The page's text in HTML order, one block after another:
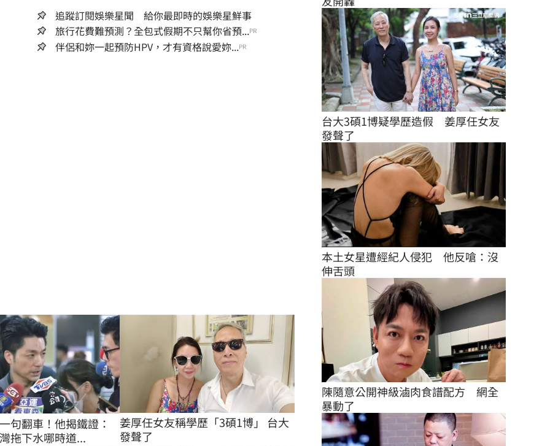
追蹤訂閱娛樂星聞 給你最即時的娛樂星鮮事
旅行花費難預測？全包式假期不只幫你省預...PR
伴侶和妳一起預防HPV，才有資格說愛妳...PR
句翻車！他揭鐵證：
拖下水哪時道...
姜厚任女友稱學歷「3碩1博」 台大
發聲了
台大3碩1博疑學歷造假　姜厚任女友
發聲了
本土女星遭經紀人侵犯　他反嗆：沒
伸舌頭
陳隨意公開神級滷肉食譜配方　網全
暴動了